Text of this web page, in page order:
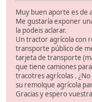
Muy buen aporte es de
Me gustaría exponer
la podeis aclarar.
Un tractor agrícola con
transporte público de
tarjeta de transporte
que tiene camiones
tracotres agrícolas .
su remolque agrícola
Gracias y espero